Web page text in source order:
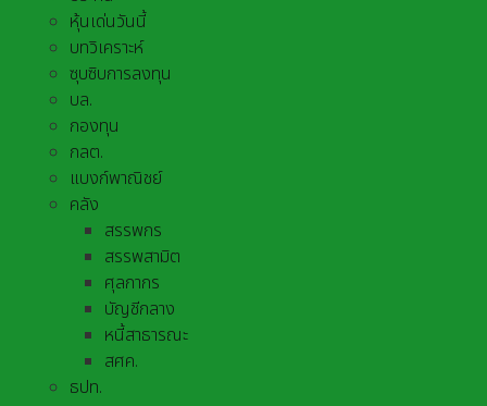
หุ้นเด่นวันนี้
บทวิเคราะห์
ซุบซิบการลงทุน
บล.
กองทุน
กลต.
แบงก์พาณิชย์
คลัง
สรรพกร
สรรพสามิต
ศุลกากร
บัญชีกลาง
หนี้สาธารณะ
สศค.
ธปท.